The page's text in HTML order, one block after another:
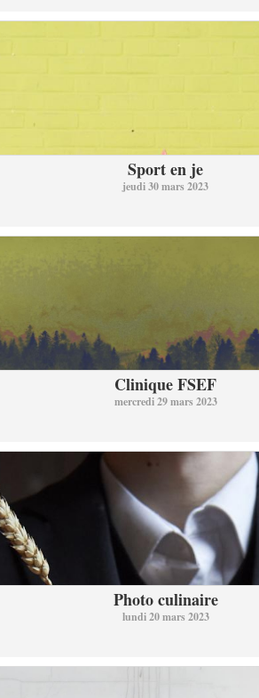
Sport en je
jeudi 30 mars 2023
Clinique FSEF
mercredi 29 mars 2023
Photo culinaire
lundi 20 mars 2023